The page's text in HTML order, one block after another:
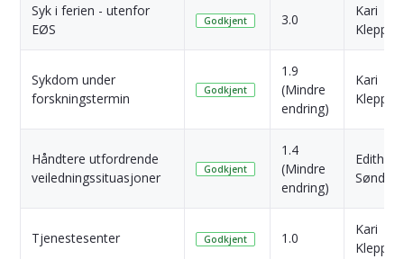
Syk i ferien - utenfor
EØS
Godkjent 3.0
Kari
Klepp
Sykdom under
forskningstermin
Godkjent
1.9
(Mindre
endring)
Kari
Klepp
Håndtere utfordrende
veiledningssituasjoner
Godkjent
1.4
(Mindre
endring)
Edith
Søndre
Tjenestesenter Godkjent 1.0
Kari
Klepp